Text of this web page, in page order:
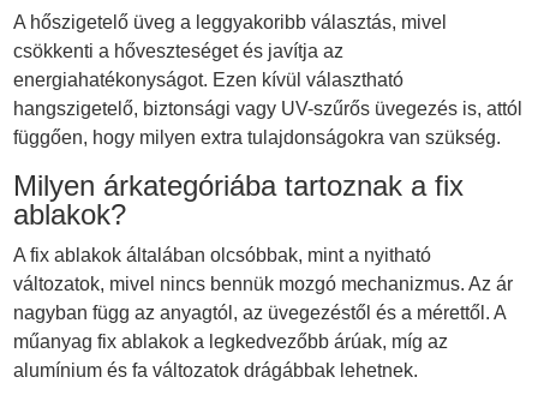
A hőszigetelő üveg a leggyakoribb választás, mivel
csökkenti a hőveszteséget és javítja az
energiahatékonyságot. Ezen kívül választható
hangszigetelő, biztonsági vagy UV-szűrős üvegezés is, attól
függően, hogy milyen extra tulajdonságokra van szükség.
Milyen árkategóriába tartoznak a fix
ablakok?
A fix ablakok általában olcsóbbak, mint a nyitható
változatok, mivel nincs bennük mozgó mechanizmus. Az ár
nagyban függ az anyagtól, az üvegezéstől és a mérettől. A
műanyag fix ablakok a legkedvezőbb árúak, míg az
alumínium és fa változatok drágábbak lehetnek.